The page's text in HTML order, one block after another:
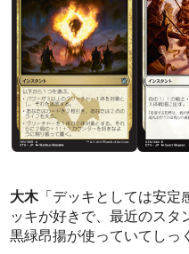
大木「デッキとしては安定
ッキが好きで、最近のスタ
黒緑昂揚が使っていてしっ